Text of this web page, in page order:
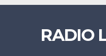
RADIO